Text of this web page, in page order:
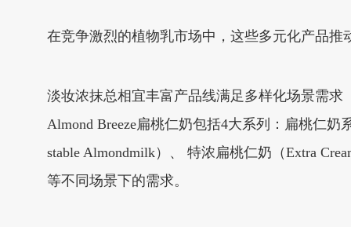
在竞争激烈的植物乳市场中，这些多元化产品推
淡妆浓抹总相宜丰富产品线满足多样化场景需求
Almond Breeze扁桃仁奶包括4大系列：扁桃仁
stable Almondmilk）、 特浓扁桃仁奶（Extra
等不同场景下的需求。